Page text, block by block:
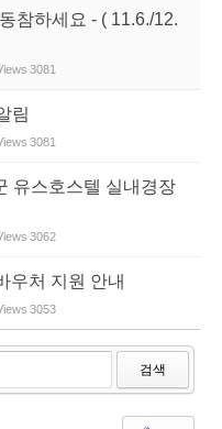
참하세요 - ( 11.6./12.
3081
림
3081
유스호스텔 실내경장
3062
우처 지원 안내
3053
검색